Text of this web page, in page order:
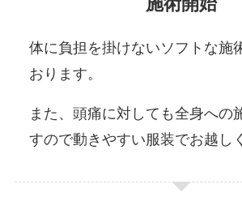
体に負担を掛けないソフトな施
おります。
また、頭痛に対しても全身への
すので動きやすい服装でお越し